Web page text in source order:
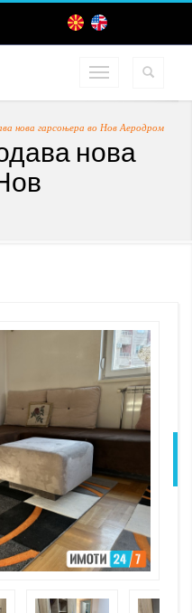
нова гарсоњера во Нов Аеродром
нова